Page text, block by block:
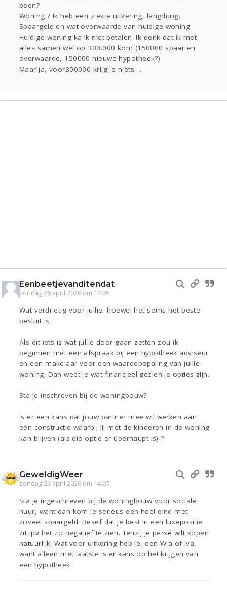
been?
Woning ? Ik heb een ziekte uitkering, langdurig.
Spaargeld en wat overwaarde van huidige woning.
Huidige woning ka ik niet betalen. Ik denk dat ik met
alles samen wel op 300.000 kom (150000 spaar en
overwaarde, 150000 nieuwe hypotheek?)
Maar ja, voor300000 krijg je niets….
Eenbeetjevanditendat
zondag 26 april 2026 om 14:05
Wat verdrietig voor jullie, hoewel het soms het beste
besluit is.
Als dit iets is wat jullie door gaan zetten zou ik
beginnen met een afspraak bij een hypotheek adviseur
en een makelaar voor een waardebepaling van jullie
woning. Dan weet je wat financieel gezien je opties zijn.
Sta je inschreven bij de woningbouw?
Is er een kans dat jouw partner mee wil werken aan
een constructie waarbij jij met de kinderen in de woning
kan blijven (als die optie er überhaupt is) ?
GeweldigWeer
zondag 26 april 2026 om 14:07
Sta je ingeschreven bij de woningbouw voor sociale
huur, want dan kom je serieus een heel eind met
zoveel spaargeld. Besef dat je best in een luxepositie
zit ipv het zo negatief te zien. Tenzij je persé wilt kopen
natuurlijk. Wat voor uitkering heb je, een Wia of Iva,
want alleen met laatste is er kans op het krijgen van
een hypotheek.